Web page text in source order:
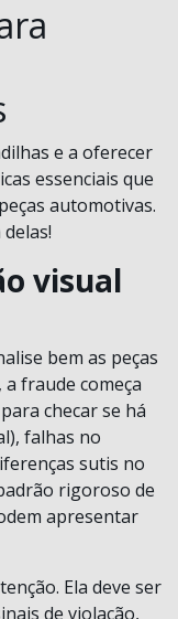
e a oferecer
essenciais que
automotivas.
visual
bem as peças
fraude começa
checar se há
falhas no
sutis no
rigoroso de
apresentar
Ela deve ser
de violação,